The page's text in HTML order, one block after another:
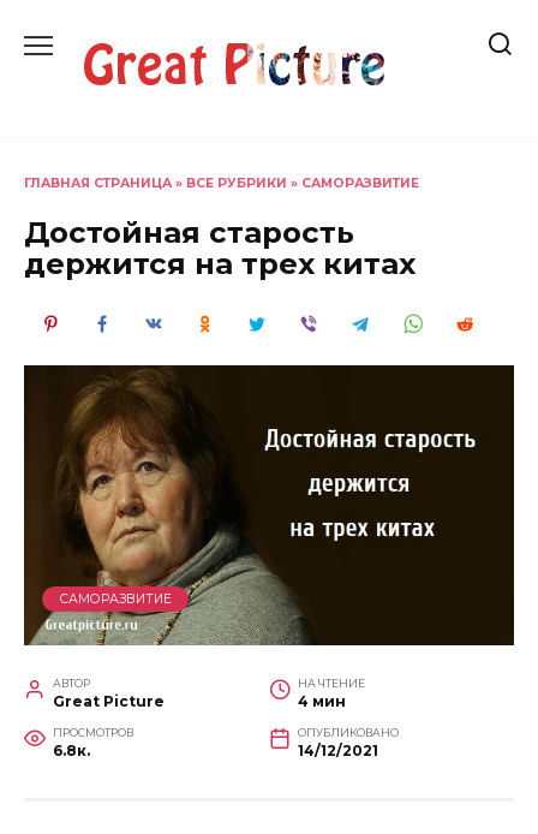
содержанию
ГЛАВНАЯ СТРАНИЦА » ВСЕ РУБРИКИ » САМОРАЗВИТИЕ
Достойная старость
держится на трех китах
САМОРАЗВИТИЕ
АВТОР
Great Picture
НА ЧТЕНИЕ
4 мин
ПРОСМОТРОВ
6.8к.
ОПУБЛИКОВАНО
14/12/2021